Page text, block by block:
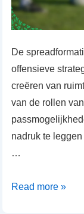
De
offensieve
creëren van
van de rollen
nadruk te
…
Spread
Read more »